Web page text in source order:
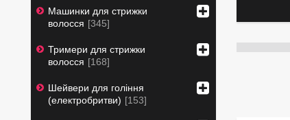
Машинки для стрижки
волосся
345
Тримери для стрижки
волосся
168
Шейвери для гоління
(електробритви)
153